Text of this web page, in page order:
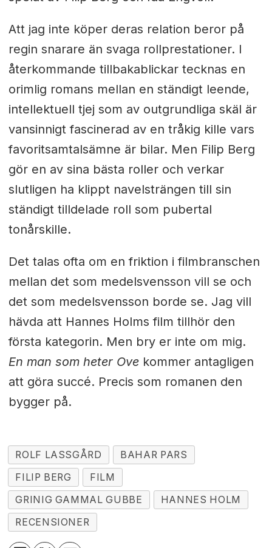
Att jag inte köper deras relation beror på
regin snarare än svaga rollprestationer. I
återkommande tillbakablickar tecknas en
orimlig romans mellan en ständigt leende,
intellektuell tjej som av outgrundliga skäl är
vansinnigt fascinerad av en tråkig kille vars
favoritsamtalsämne är bilar. Men Filip Berg
gör en av sina bästa roller och verkar
slutligen ha klippt navelsträngen till sin
ständigt tilldelade roll som pubertal
tonårskille.
Det talas ofta om en friktion i filmbranschen
mellan det som medelsvensson vill se och
det som medelsvensson borde se. Jag vill
hävda att Hannes Holms film tillhör den
första kategorin. Men bry er inte om mig.
En man som heter Ovekommer antagligen
att göra succé. Precis som romanen den
bygger på.
ROLF LASSGÅRD
BAHAR PARS
FILIP BERG
FILM
GRINIG GAMMAL GUBBE
HANNES HOLM
RECENSIONER